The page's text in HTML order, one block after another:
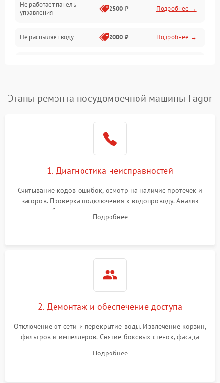
Гигиена
Программное обеспечение
Не работает панель
управления
2500 ₽ Подробнее →
Не распыляет воду 2000 ₽ Подробнее →
воды
1800 ₽ Подробнее →
Проблемы с
Этапы ремонта посудомоечной машины Fagor
1. Диагностика неисправностей
Считывание кодов ошибок, осмотр на наличие протечек и
засоров. Проверка подключения к водопроводу. Анализ
жалоб на отсутствие слива, нагрева, вращения
разбрызгивателей или срабатывание системы защиты
Подробнее
2. Демонтаж и обеспечение доступа
Отключение от сети и перекрытие воды. Извлечение корзин,
фильтров и импеллеров. Снятие боковых стенок, фасада
циркуляционному насосу, ТЭНу и сливной помпе.
Подробнее